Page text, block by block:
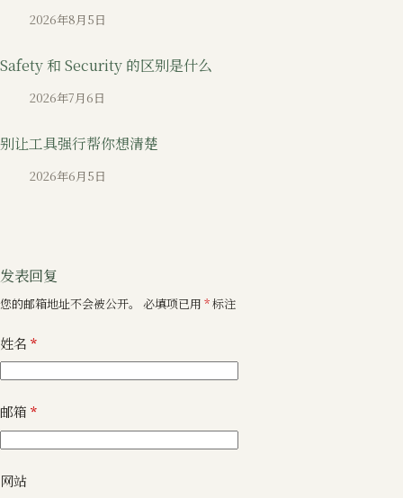
2026年8月5日
Safety 和 Security 的区别是什么
2026年7月6日
别让工具强行帮你想清楚
2026年6月5日
发表回复
您的邮箱地址不会被公开。 必填项已用 *标注
姓名 *
邮箱 *
网站